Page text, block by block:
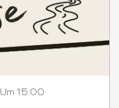
Um 15:00